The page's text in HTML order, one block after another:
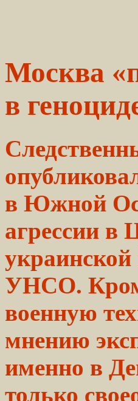
Москва
в
в Южной
агрессии в
УНСО.
военную
мнению
именно в
только